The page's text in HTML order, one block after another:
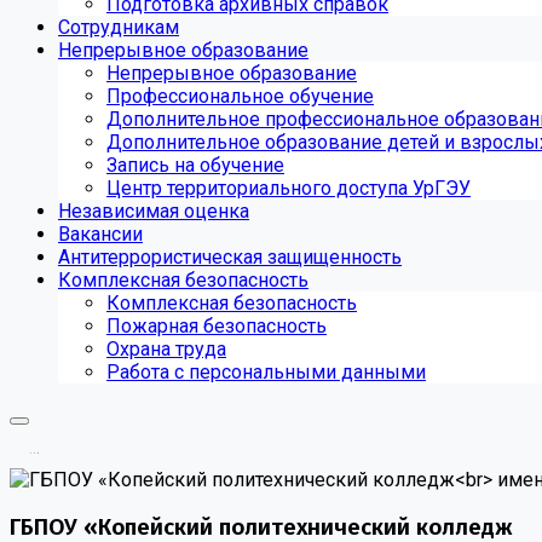
Сотрудникам
Непрерывное образование
Непрерывное образование
Профессиональное обучение
Дополнительное профессиональное
Дополнительное образование детей и
Запись на обучение
Центр территориального доступа УрГЭУ
Независимая оценка
Вакансии
Антитеррористическая защищенность
Комплексная безопасность
Комплексная безопасность
Пожарная безопасность
Охрана труда
Работа с персональными данными
...
ГБПОУ «Копейский политехнический колледж